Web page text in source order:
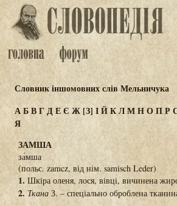
Словник іншомовних слів Мельничука
АБВГДЕЄ Ж [З]ІЙКЛМНОПР
Я
ЗАМША
за́мша
(польс. zamcz, від нім. samisch Leder)
1. Шкіра оленя, лося, вівці, вичинена
2. Ткана З. – спеціально оброблена